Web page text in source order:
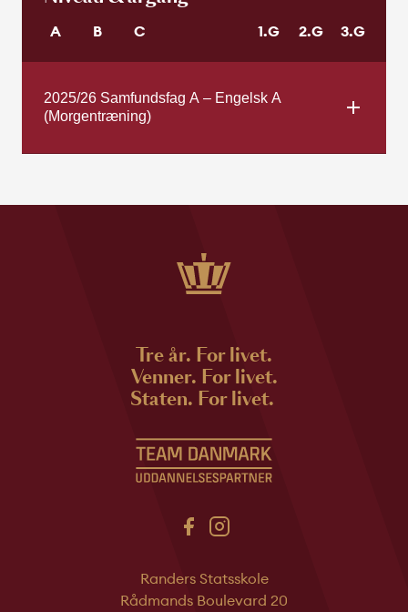
A B C 1.G 2.G 3.G
2025/26 Samfundsfag A – Engelsk A
(Morgentræning)
Tre år. For livet.
Venner. For livet.
Staten. For livet.
Randers Statsskole
Rådmands Boulevard 20